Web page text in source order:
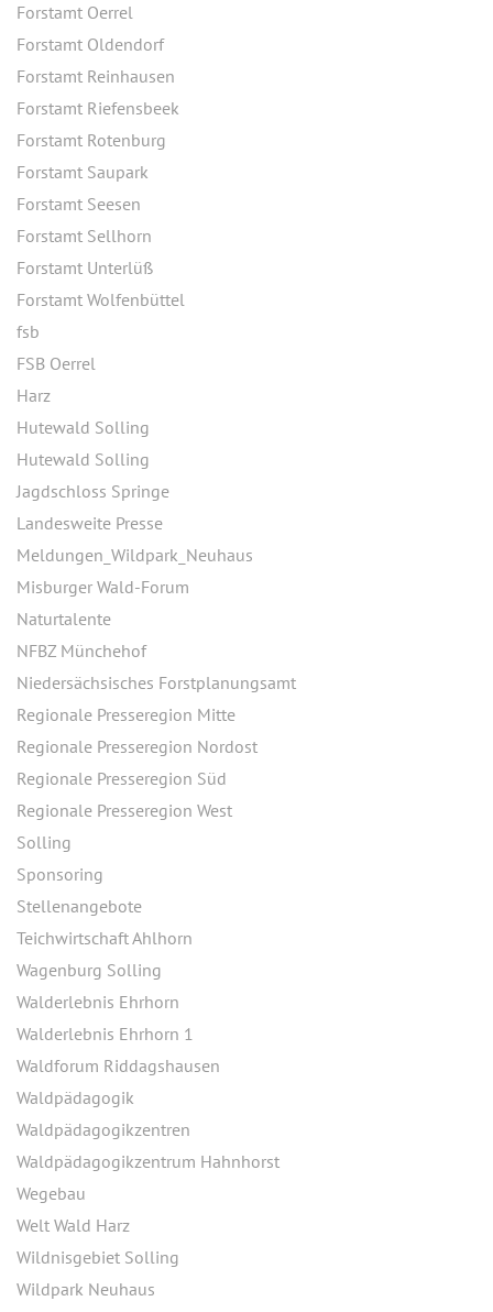
Forstamt Oerrel
Forstamt Oldendorf
Forstamt Reinhausen
Forstamt Riefensbeek
Forstamt Rotenburg
Forstamt Saupark
Forstamt Seesen
Forstamt Sellhorn
Forstamt Unterlüß
Forstamt Wolfenbüttel
fsb
FSB Oerrel
Harz
Hutewald Solling
Hutewald Solling
Jagdschloss Springe
Landesweite Presse
Meldungen_Wildpark_Neuhaus
Misburger Wald-Forum
Naturtalente
NFBZ Münchehof
Niedersächsisches Forstplanungsamt
Regionale Presseregion Mitte
Regionale Presseregion Nordost
Regionale Presseregion Süd
Regionale Presseregion West
Solling
Sponsoring
Stellenangebote
Teichwirtschaft Ahlhorn
Wagenburg Solling
Walderlebnis Ehrhorn
Walderlebnis Ehrhorn 1
Waldforum Riddagshausen
Waldpädagogik
Waldpädagogikzentren
Waldpädagogikzentrum Hahnhorst
Wegebau
Welt Wald Harz
Wildnisgebiet Solling
Wildpark Neuhaus